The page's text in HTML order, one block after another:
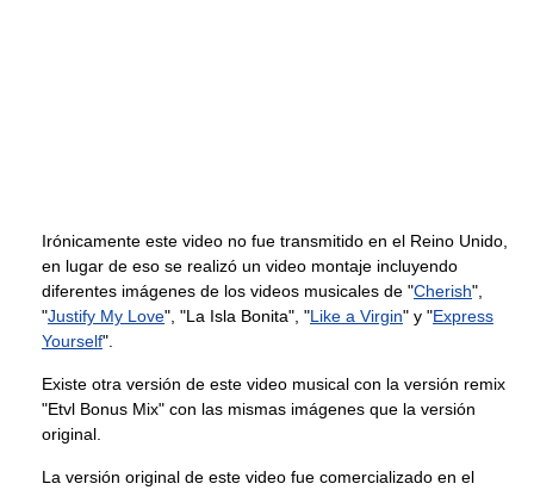
Irónicamente este video no fue transmitido en el Reino Unido,
en lugar de eso se realizó un video montaje incluyendo
diferentes imágenes de los videos musicales de "Cherish",
"Justify My Love", "La Isla Bonita", "Like a Virgin" y "Express
Yourself".
Existe otra versión de este video musical con la versión remix
"Etvl Bonus Mix" con las mismas imágenes que la versión
original.
La versión original de este video fue comercializado en el